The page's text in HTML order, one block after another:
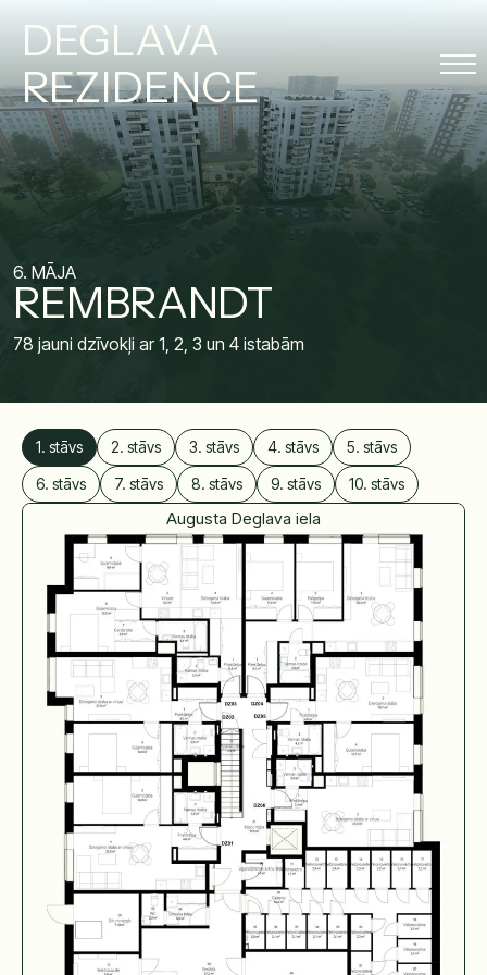
DEGLAVA
REZIDENCE
6. MĀJA
REMBRANDT
78 jauni dzīvokļi ar 1, 2, 3 un 4 istabām
1. stāvs 2. stāvs 3. stāvs 4. stāvs
5. stāvs
6. stāvs
7. stāvs 8. stāvs 9. stāvs 10. stāvs
Augusta Deglava iela